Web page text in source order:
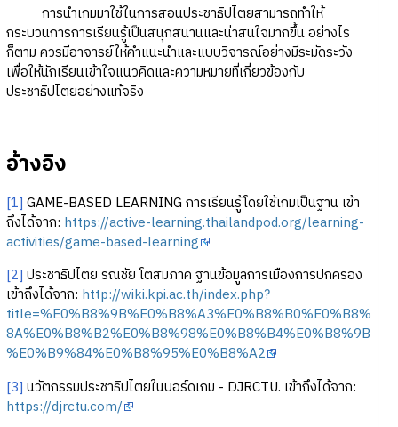
การนำเกมมาใช้ในการสอนประชาธิปไตยสามารถทำให้
กระบวนการการเรียนรู้เป็นสนุกสนานและน่าสนใจมากขึ้น อย่างไร
ก็ตาม ควรมีอาจารย์ให้คำแนะนำและแบบวิจารณ์อย่างมีระมัดระวัง
เพื่อให้นักเรียนเข้าใจแนวคิดและความหมายที่เกี่ยวข้องกับ
ประชาธิปไตยอย่างแท้จริง
อ้างอิง
[1] GAME-BASED LEARNING การเรียนรู้โดยใช้เกมเป็นฐาน เข้า
ถึงได้จาก: https://active-learning.thailandpod.org/learning-
activities/game-based-learning
[2] ประชาธิปไตย รณชัย โตสมภาค ฐานข้อมูลการเมืองการปกครอง
เข้าถึงได้จาก: http://wiki.kpi.ac.th/index.php?
title=%E0%B8%9B%E0%B8%A3%E0%B8%B0%E0%B8%
8A%E0%B8%B2%E0%B8%98%E0%B8%B4%E0%B8%9B
%E0%B9%84%E0%B8%95%E0%B8%A2
[3] นวัตกรรมประชาธิปไตยในบอร์ดเกม - DJRCTU. เข้าถึงได้จาก:
https://djrctu.com/